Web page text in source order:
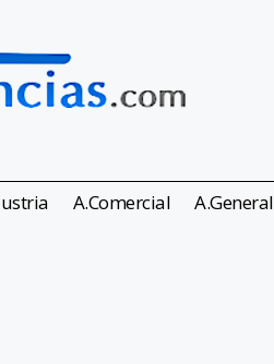
A.Comercial A.General